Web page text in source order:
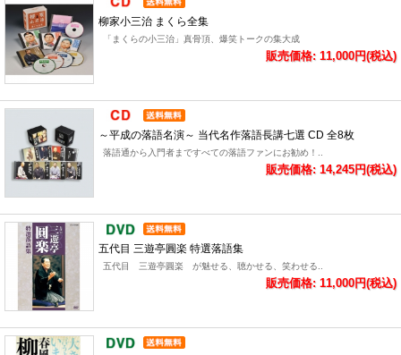
柳家小三治 まくら全集
「まくらの小三治」真骨頂、爆笑トークの集大成
販売価格: 11,000円(税込)
～平成の落語名演～ 当代名作落語長講七選 CD 全8枚
落語通から入門者まですべての落語ファンにお勧め！..
販売価格: 14,245円(税込)
五代目 三遊亭圓楽 特選落語集
五代目 三遊亭圓楽 が魅せる、聴かせる、笑わせる..
販売価格: 11,000円(税込)